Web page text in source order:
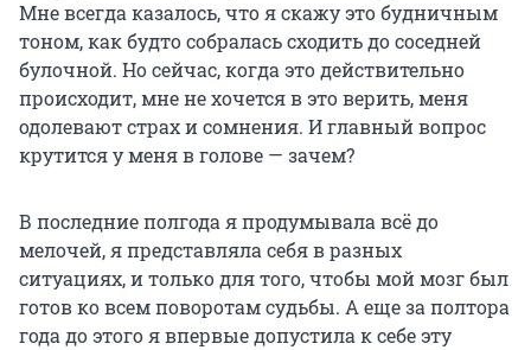
Мне всегда казалось, что я скажу это будничным
тоном, как будто собралась сходить до соседней
булочной. Но сейчас, когда это действительно
происходит, мне не хочется в это верить, меня
одолевают страх и сомнения. И главный вопрос
крутится у меня в голове — зачем?
В последние полгода я продумывала всё до
мелочей, я представляла себя в разных
ситуациях, и только для того, чтобы мой мозг был
готов ко всем поворотам судьбы. А еще за полтора
года до этого я впервые допустила к себе эту